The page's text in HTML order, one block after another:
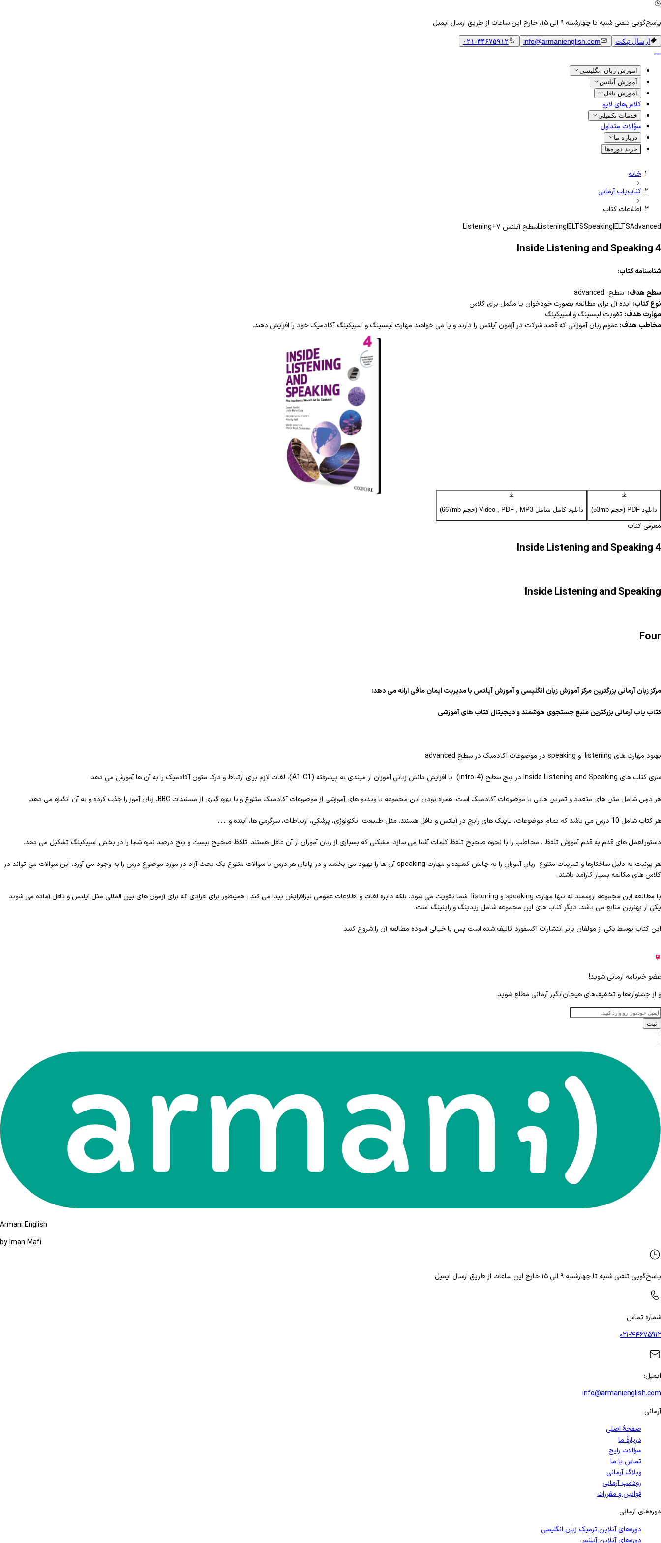
پاسخ‌گویی تلفنی شنبه تا چهارشنبه ۹ الی ۱۵، خارج این ساعات از طریق ارسال ایمیل
ارسال تیکت info@armanienglish.com ۰۲۱-۴۴۶۷۵۹۱۲
آموزش زبان انگلیسی
آموزش آیلتس
آموزش تافل
کلاس‌های لایو
خدمات تکمیلی
سؤالات متداول
درباره ما
خرید دوره‌ها
خانه
کتاب‌یاب آرمانی
اطلاعات کتاب
ListeningIELTSSpeakingIELTSAdvanced سطح آیلتس ۷+ Listening
Inside Listening and Speaking 4
شناسنامه کتاب:
سطح هدف: سطح advanced
نوع کتاب: ایده آل برای مطالعه بصورت خودخوان یا مکمل برای کلاس
مهارت هدف: تقویت لیسنینگ و اسپیکینگ
مخاطب هدف:
دانلود PDF (حجم 53mb) دانلود کامل شامل Video , PDF , MP3 (حجم 667mb)
معرفی کتاب
Inside Listening and Speaking 4
Inside Listening and Speaking
Four
مرکز زبان آرمانی بزرگترین مرکز آموزش زبان انگلیسی و آموزش آیلتس با مدیریت ایمان مافی ارائه می دهد:
کتاب یاب آرمانی بزرگترین منبع جستجوی هوشمند و دیجیتال کتاب های آموزشی
هر یونیت به دلیل ساختارها و تمرینات متنوع زبان آموزان را به چالش کشیده و مهارت speaking آن ها را بهبود می بخشد و در پایان هر درس با سوالات متنوع یک بحث آزاد در مورد موضوع درس را به وجود می آورد. این سوالات می تواند در
با مطالعه این مجموعه ارزشمند نه تنها مهارت speaking و listening شما تقویت می شود، بلکه دایره لغات و اطلاعات عمومی نیزافزایش پیدا می کند ، همینطور برای افرادی که برای آزمون های بین المللی مثل آیلتس و تافل آماده می شوند
این کتاب توسط یکی از مولفان برتر انتشارات آکسفورد تالیف شده است پس با خیالی آسوده مطالعه آن را شروع کنید.
عضو خبرنامه آرمانی شوید!
و از جشنواره‌ها و تخفیف‌های هیجان‌انگیز آرمانی مطلع شوید.
ثبت
Armani English
by Iman Mafi
پاسخ‌گویی تلفنی شنبه تا چهارشنبه ۹ الی ۱۵ خارج این ساعات از طریق ارسال ایمیل
شماره تماس:
۰۲۱-۴۴۶۷۵۹۱۲
ایمیل:
info@armanienglish.com
آرمانی
صفحهٔ اصلی
دربارهٔ ما
سؤالات رایج
تماس با ما
وبلاگ آرمانی
رودمپ آرمانی
قوانین و مقررات
دوره‌های آرمانی
دوره‌های آنلاین ترمیک زبان انگلیسی
دوره‌های آنلاین آیلتس